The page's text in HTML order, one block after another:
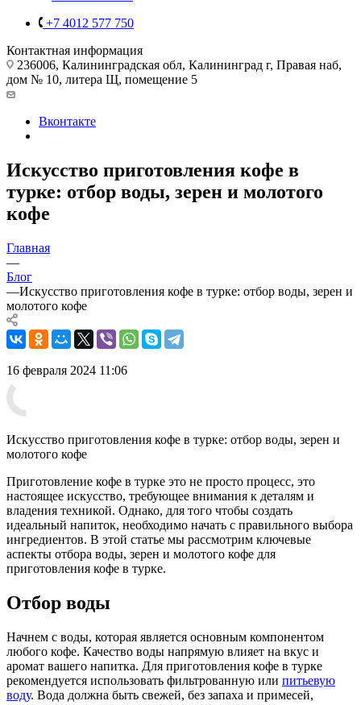
+7 4012 577 750
Контактная информация
236006, Калининградская обл, Калининград г, Правая наб,
дом № 10, литера Щ, помещение 5
Вконтакте
Искусство приготовления кофе в
турке: отбор воды, зерен и молотого
кофе
Главная
—
Блог
—Искусство приготовления кофе в турке: отбор воды, зерен и
молотого кофе
16 февраля 2024 11:06
Искусство приготовления кофе в турке: отбор воды, зерен и
молотого кофе
Приготовление кофе в турке это не просто процесс, это
настоящее искусство, требующее внимания к деталям и
владения техникой. Однако, для того чтобы создать
идеальный напиток, необходимо начать с правильного выбора
ингредиентов. В этой статье мы рассмотрим ключевые
аспекты отбора воды, зерен и молотого кофе для
приготовления кофе в турке.
Отбор воды
Начнем с воды, которая является основным компонентом
любого кофе. Качество воды напрямую влияет на вкус и
аромат вашего напитка. Для приготовления кофе в турке
рекомендуется использовать фильтрованную или питьевую
воду. Вода должна быть свежей, без запаха и примесей,